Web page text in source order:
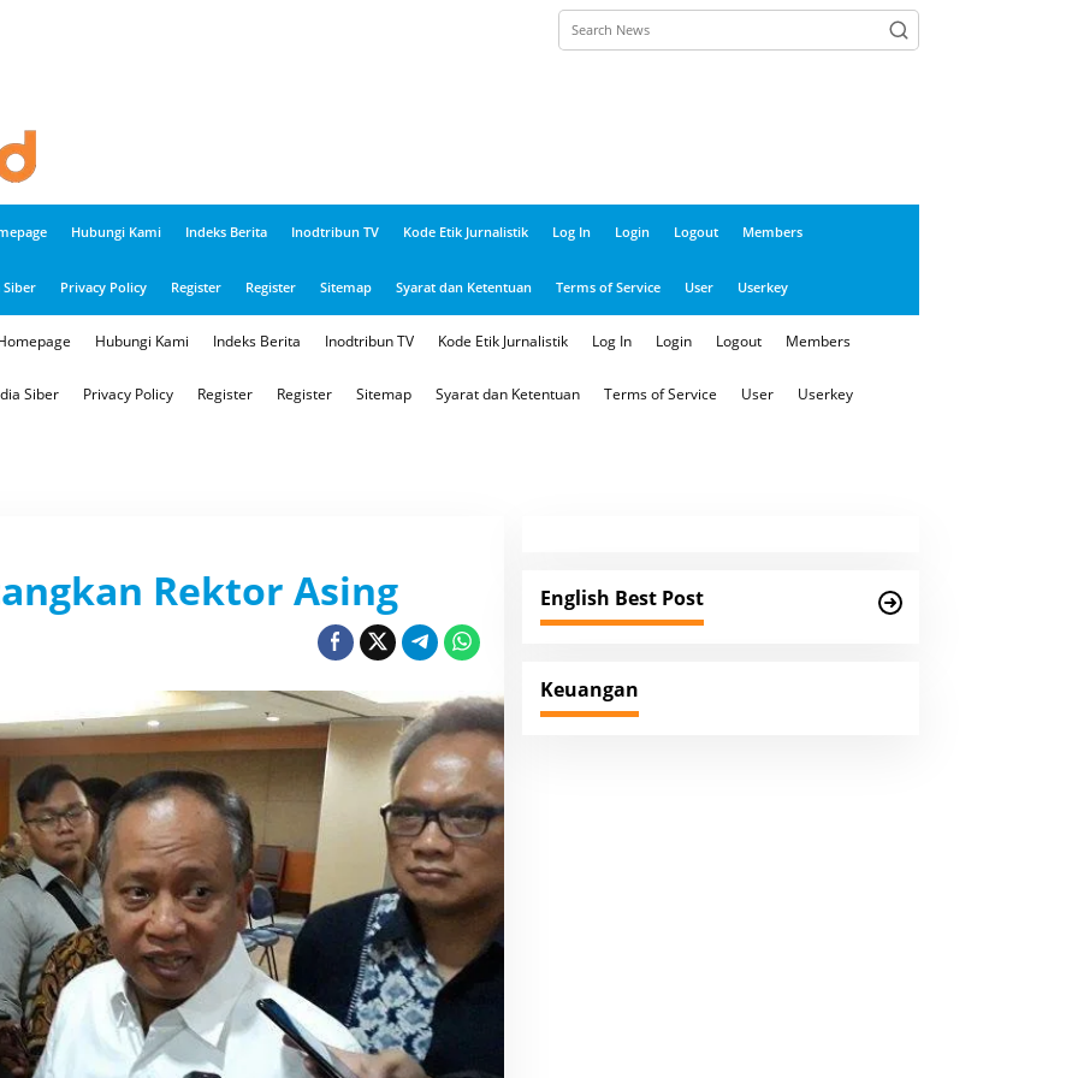
Hubungi Kami Indeks Berita Inodtribun TV Kode Etik Jurnalistik Log In Login Logout Members
Siber Privacy Policy Register Register Sitemap Syarat dan Ketentuan Terms of Service User Userkey
Hubungi Kami Indeks Berita Inodtribun TV Kode Etik Jurnalistik Log In Login Logout Members
Siber Privacy Policy Register Register Sitemap Syarat dan Ketentuan Terms of Service User Userkey
Rektor Asing English Best Post
Keuangan